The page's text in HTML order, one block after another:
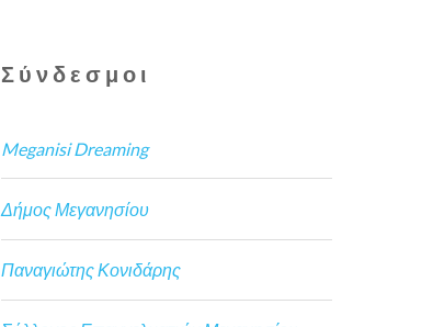
Σύνδεσμοι
Meganisi Dreaming
Δήμος Μεγανησίου
Παναγιώτης Κονιδάρης